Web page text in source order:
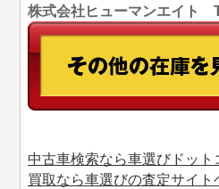
株式会社ヒューマンエイト
中古車検索なら車選びドット
買取なら車選びの査定サイト